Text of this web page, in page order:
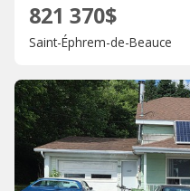
821 370$
Saint-Éphrem-de-Beauce